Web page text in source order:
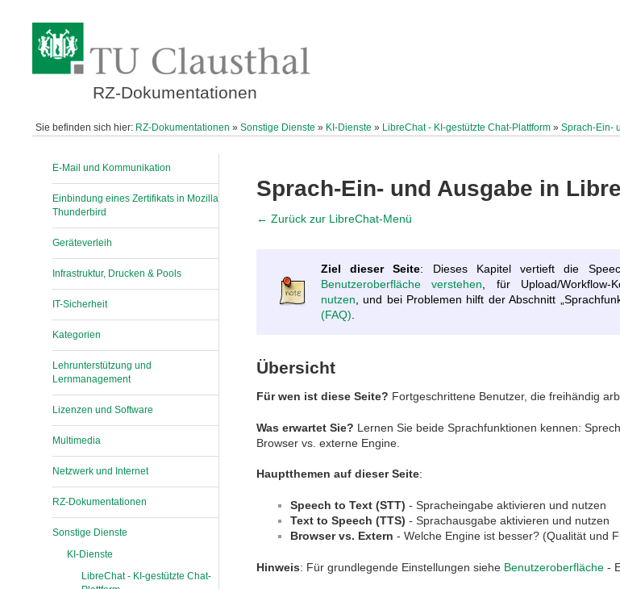
RZ-Dokumentationen
Sie befinden sich hier: RZ-Dokumentationen »Sonstige Dienste » KI-Dienste » LibreChat - KI-gestützte Chat-Plattform »Sprach-Ein-
E-Mail und Kommunikation
Einbindung eines Zertifikats in Mozilla
Thunderbird
Geräteverleih
Infrastruktur, Drucken & Pools
IT-Sicherheit
Kategorien
Lehrunterstützung und
Lernmanagement
Lizenzen und Software
Multimedia
Netzwerk und Internet
RZ-Dokumentationen
Sonstige Dienste
KI-Dienste
LibreChat - KI-gestützte Chat-
Sprach-Ein- und Ausgabe in
← Zurück zur LibreChat-Menü
Ziel dieser Seite: Dieses Kapitel vertieft die
Benutzeroberfläche verstehen, für Upload/Workflow-
nutzen, und bei Problemen hilft der Abschnitt
(FAQ).
Übersicht
Für wen ist diese Seite? Fortgeschrittene Benutzer, die freihändig
Was erwartet Sie? Lernen Sie beide Sprachfunktionen kennen:
Browser vs. externe Engine.
Hauptthemen auf dieser Seite:
Speech to Text (STT) - Spracheingabe aktivieren und nutzen
Text to Speech (TTS) - Sprachausgabe aktivieren und nutzen
Browser vs. Extern - Welche Engine ist besser? (Qualität und
Hinweis: Für grundlegende Einstellungen siehe Benutzeroberfläche -